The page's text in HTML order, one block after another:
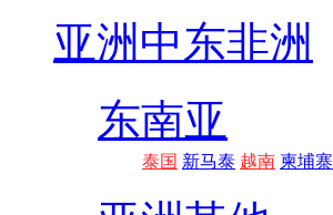
亚洲 中东非洲
东南亚
泰国 新马泰 越南 柬埔寨